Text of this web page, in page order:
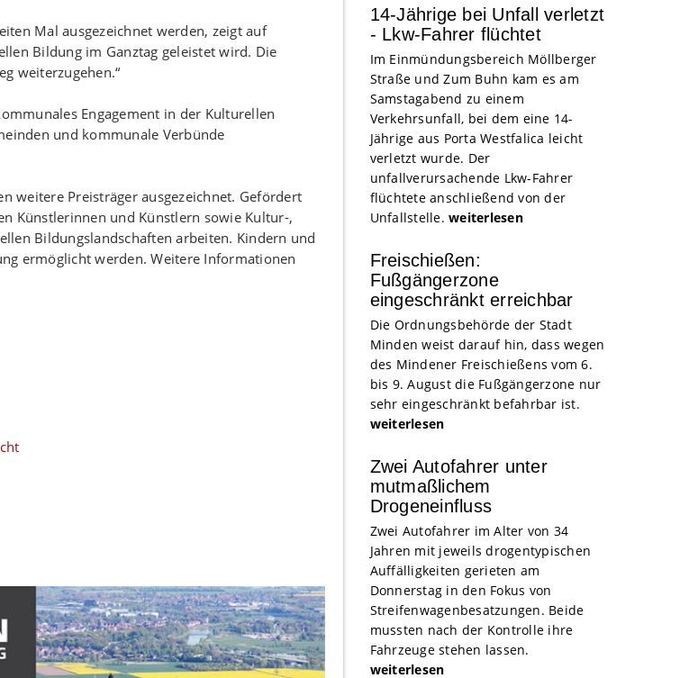
Mal ausgezeichnet werden, zeigt auf
Bildung im Ganztag geleistet wird. Die
weiterzugehen.“
Engagement in der Kulturellen
und kommunale Verbünde
weitere Preisträger ausgezeichnet. Gefördert
Künstlerinnen und Künstlern sowie Kultur-,
Bildungslandschaften arbeiten. Kindern und
ermöglicht werden. Weitere Informationen
14-Jährige bei Unfall verletzt
- Lkw-Fahrer flüchtet
Im Einmündungsbereich Möllberger
Straße und Zum Buhn kam es am
Samstagabend zu einem
Verkehrsunfall, bei dem eine 14-
Jährige aus Porta Westfalica leicht
verletzt wurde. Der
unfallverursachende Lkw-Fahrer
flüchtete anschließend von der
Unfallstelle. weiterlesen
Freischießen:
Fußgängerzone
eingeschränkt erreichbar
Die Ordnungsbehörde der Stadt
Minden weist darauf hin, dass wegen
des Mindener Freischießens vom 6.
bis 9. August die Fußgängerzone nur
sehr eingeschränkt befahrbar ist.
weiterlesen
Zwei Autofahrer unter
mutmaßlichem
Drogeneinfluss
Zwei Autofahrer im Alter von 34
Jahren mit jeweils drogentypischen
Auffälligkeiten gerieten am
Donnerstag in den Fokus von
Streifenwagenbesatzungen. Beide
mussten nach der Kontrolle ihre
Fahrzeuge stehen lassen.
weiterlesen